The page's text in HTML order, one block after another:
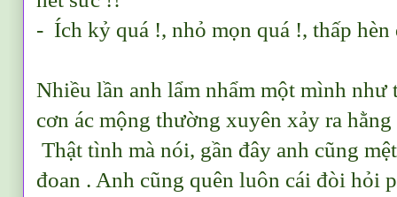
- Ích kỷ quá !, nhỏ mọn quá !, thấp hèn
Nhiều lần anh lẩm nhẩm một mình như
cơn ác mộng thường xuyên xảy ra hằng
Thật tình mà nói, gần đây anh cũng
đoan . Anh cũng quên luôn cái đòi hỏi